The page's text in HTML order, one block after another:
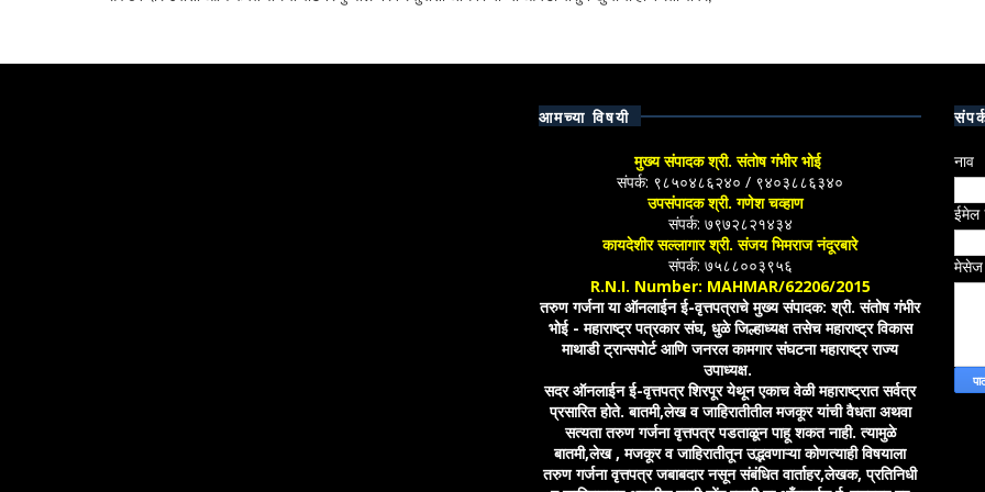
आमच्या विषयी
मुख्य संपादक श्री. संतोष गंभीर भोई
संपर्क: ९८५०४८६२४० / ९४०३८८६३४०
उपसंपादक श्री. गणेश चव्हाण
संपर्क: ७९७२८२१४३४
कायदेशीर सल्लागार श्री. संजय भिमराज नंदूरबारे
संपर्क: ७५८८००३९५६
R.N.I. Number: MAHMAR/62206/2015
तरुण गर्जना या ऑनलाईन ई-वृत्तपत्राचे मुख्य संपादक: श्री. संतोष गंभीर
भोई - महाराष्ट्र पत्रकार संघ, धुळे जिल्हाध्यक्ष तसेच महाराष्ट्र विकास
माथाडी ट्रान्सपोर्ट आणि जनरल कामगार संघटना महाराष्ट्र राज्य
उपाध्यक्ष.
सदर ऑनलाईन ई-वृत्तपत्र शिरपूर येथून एकाच वेळी महाराष्ट्रात सर्वत्र
प्रसारित होते. बातमी,लेख व जाहिरातीतील मजकूर यांची वैधता अथवा
सत्यता तरुण गर्जना वृत्तपत्र पडताळून पाहू शकत नाही. त्यामुळे
बातमी,लेख , मजकूर व जाहिरातीतून उद्भवणाऱ्या कोणत्याही विषयाला
तरुण गर्जना वृत्तपत्र जबाबदार नसून संबंधित वार्ताहर,लेखक, प्रतिनिधी
नाव
ईमेल
मेसेज